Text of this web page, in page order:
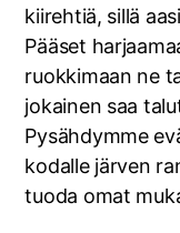
kiirehtiä, sillä
Pääset
ruokkimaan ne
jokainen saa
Pysähdymme
kodalle järven
tuoda omat